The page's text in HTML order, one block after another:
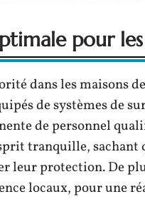
pour
dans les maisons
de systèmes de
de personnel
tranquille, sachant
leur protection. De
locaux, pour une